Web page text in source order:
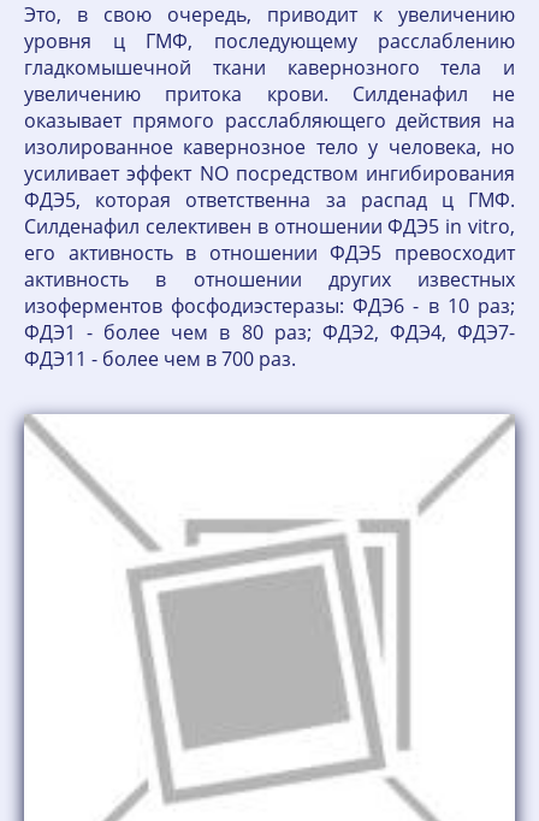
Это, в свою очередь, приводит к увеличению
уровня ц ГМФ, последующему расслаблению
гладкомышечной ткани кавернозного тела и
увеличению притока крови. Силденафил не
оказывает прямого расслабляющего действия на
изолированное кавернозное тело у человека, но
усиливает эффект NO посредством ингибирования
ФДЭ5, которая ответственна за распад ц ГМФ.
Силденафил селективен в отношении ФДЭ5 in vitro,
его активность в отношении ФДЭ5 превосходит
активность в отношении других известных
изоферментов фосфодиэстеразы: ФДЭ6 - в 10 раз;
ФДЭ1 - более чем в 80 раз; ФДЭ2, ФДЭ4, ФДЭ7-
ФДЭ11 - более чем в 700 раз.